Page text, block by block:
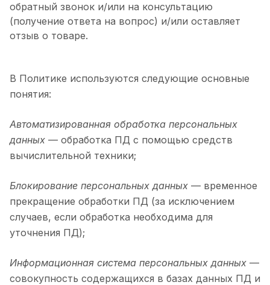
обратный звонок и/или на консультацию
(получение ответа на вопрос) и/или оставляет
отзыв о товаре.
В Политике используются следующие основные
понятия:
Автоматизированная обработка персональных
данных — обработка ПД с помощью средств
вычислительной техники;
Блокирование персональных данных — временное
прекращение обработки ПД (за исключением
случаев, если обработка необходима для
уточнения ПД);
Информационная система персональных данных —
совокупность содержащихся в базах данных ПД и